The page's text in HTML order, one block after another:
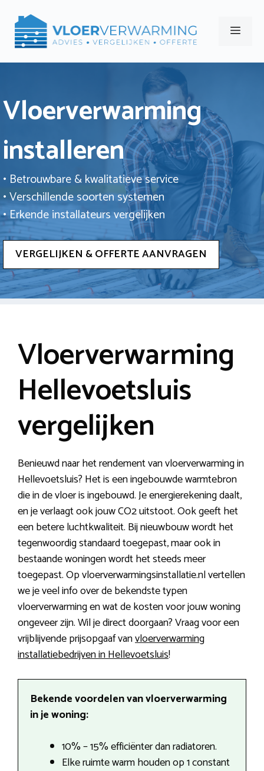
naar
Menu
Vloerverwarming
installeren
• Betrouwbare & kwalitatieve service
• Verschillende soorten systemen
• Erkende installateurs vergelijken
VERGELIJKEN & OFFERTE AANVRAGEN
Vloerverwarming
Hellevoetsluis
vergelijken
Benieuwd naar het rendement van vloerverwarming in
Hellevoetsluis? Het is een ingebouwde warmtebron
die in de vloer is ingebouwd. Je energierekening daalt,
en je verlaagt ook jouw CO2 uitstoot. Ook geeft het
een betere luchtkwaliteit. Bij nieuwbouw wordt het
tegenwoordig standaard toegepast, maar ook in
bestaande woningen wordt het steeds meer
toegepast. Op vloerverwarmingsinstallatie.nl vertellen
we je veel info over de bekendste typen
vloerverwarming en wat de kosten voor jouw woning
ongeveer zijn. Wil je direct doorgaan? Vraag voor een
vrijblijvende prijsopgaaf vanvloerverwarming
installatiebedrijven in Hellevoetsluis!
Bekende voordelen van vloerverwarming
in je woning:
10% – 15% efficiënter dan radiatoren.
Elke ruimte warm houden op 1 constant